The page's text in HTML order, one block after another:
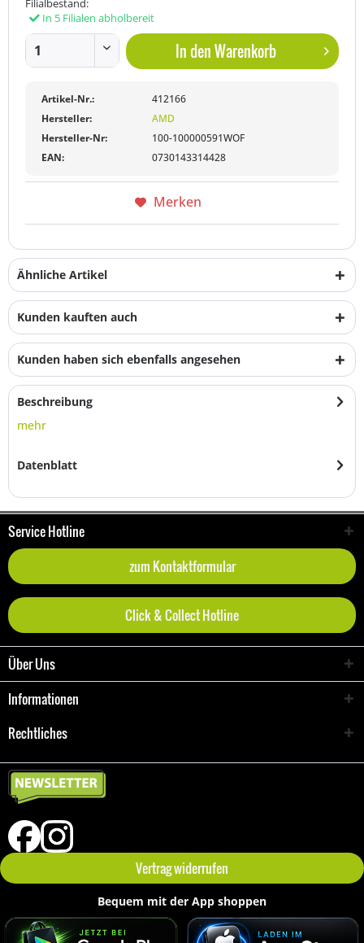
Filialbestand:
In 5 Filialen abholbereit
In denWarenkorb
Artikel-Nr.:
412166
Hersteller:
AMD
Hersteller-Nr:
100-100000591WOF
EAN:
0730143314428
Merken
Ähnliche Artikel
Kunden kauften auch
Kunden haben sich ebenfalls angesehen
Beschreibung
mehr
Datenblatt
Service Hotline
zum Kontaktformular
Click & Collect Hotline
Über Uns
Informationen
Rechtliches
Vertrag widerrufen
Bequem mit der App shoppen